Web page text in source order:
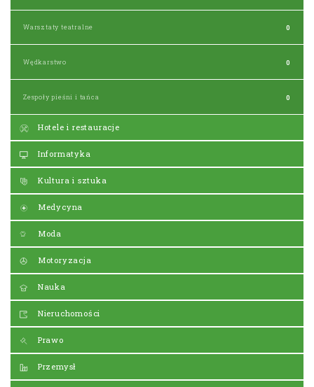
Warsztaty teatralne 0
Wędkarstwo 0
Zespoły pieśni i tańca 0
Hotele i restauracje
Informatyka
Kultura i sztuka
Medycyna
Moda
Motoryzacja
Nauka
Nieruchomości
Prawo
Przemysł